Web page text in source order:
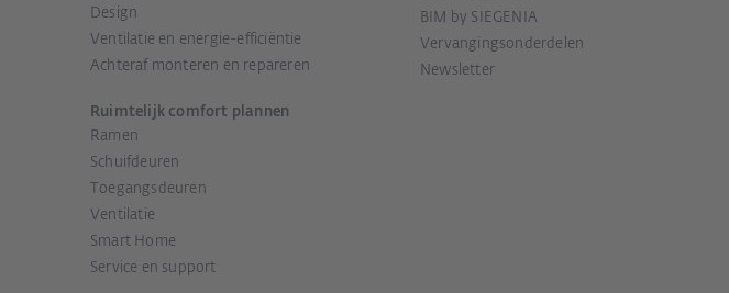
Design
Ventilatie en energie-efficiëntie
Achteraf monteren en repareren
Ruimtelijk comfort plannen
Ramen
Schuifdeuren
Toegangsdeuren
Ventilatie
Smart Home
Service en support
BIM by SIEGENIA
Vervangingsonderdelen
Newsletter